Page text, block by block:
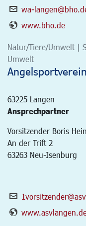
wa-
www.bho.de
Natur/Tiere/Umwelt |
Umwelt
63225 Langen
Ansprechpartner
Vorsitzender Boris
An der Trift 2
63263 Neu-Isenburg